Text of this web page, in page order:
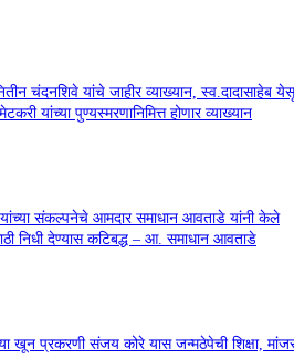
चंदनशिवे यांचे जाहीर व्याख्यान, स्व.दादासाहेब येसू
यांच्या पुण्यस्मरणानिमित्त होणार व्याख्यान
संकल्पनेचे आमदार समाधान आवताडे यांनी केले
निधी देण्यास कटिबद्ध – आ. समाधान आवताडे
खून प्रकरणी संजय कोरे यास जन्मठेपेची शिक्षा,